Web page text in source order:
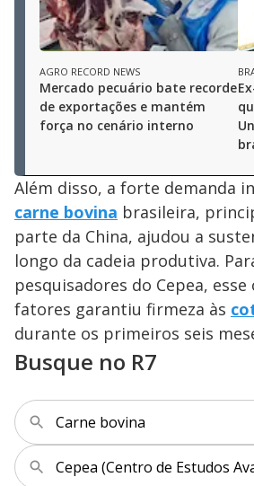
AGRO RECORD NEWS
Mercado pecuário bate recorde
de exportações e mantém
força no cenário interno
Além disso, a forte demanda
carne bovina brasileira,
parte da China, ajudou a
longo da cadeia produtiva.
pesquisadores do Cepea,
fatores garantiu firmeza às
durante os primeiros seis
Busque no R7
Carne bovina